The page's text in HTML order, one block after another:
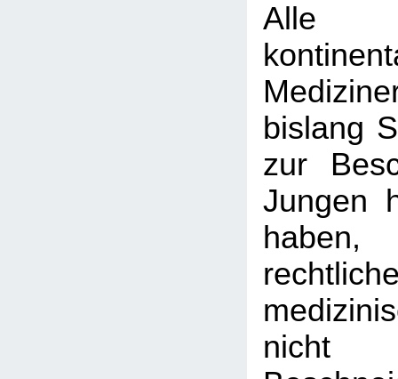
Alle
bislang
zur
Jungen
nicht